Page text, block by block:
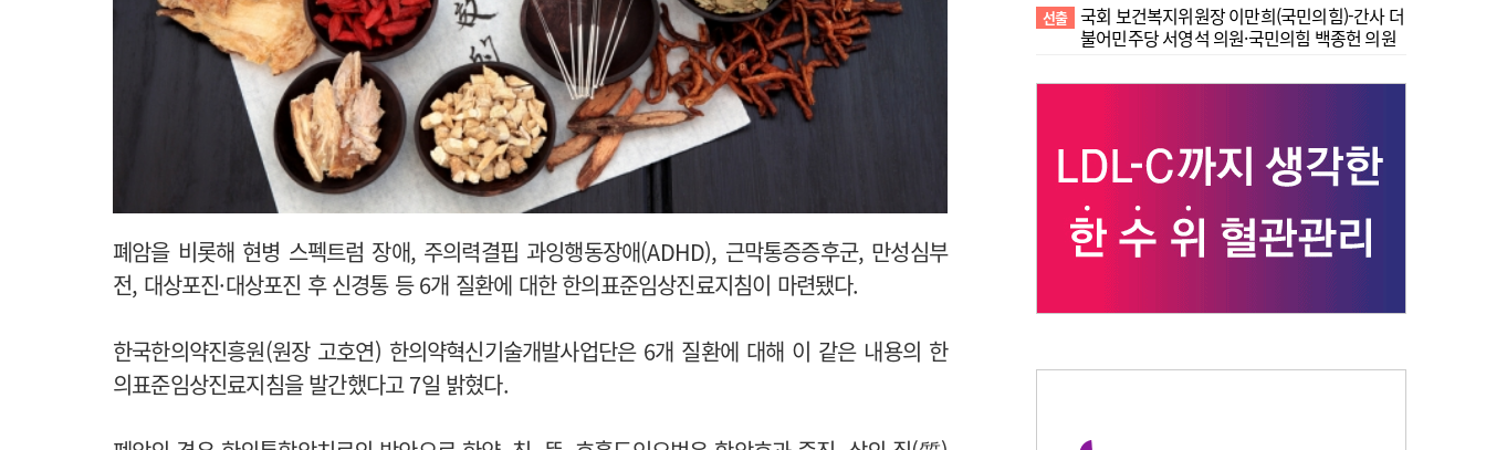
폐암을 비롯해 현병 스펙트럼 장애, 주의력결핍 과잉행동장애(ADHD), 근막통증증후군, 만성심부
전, 대상포진·대상포진 후 신경통 등 6개 질환에 대한 한의표준임상진료지침이 마련됐다.
한국한의약진흥원(원장 고호연) 한의약혁신기술개발사업단은 6개 질환에 대해 이 같은 내용의 한
의표준임상진료지침을 발간했다고 7일 밝혔다.
선출 국회 보건복지위원장 이만희(국민의힘)-간사 더
불어민주당 서영석 의원·국민의힘 백종헌 의원